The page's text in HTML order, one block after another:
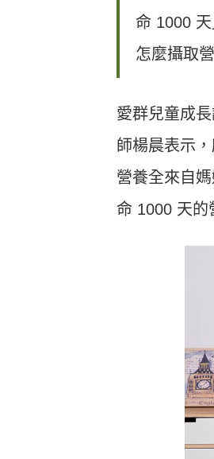
命 1000
怎麼攝取
愛群兒童成
師楊晨表示
營養全來自
命 1000 天的